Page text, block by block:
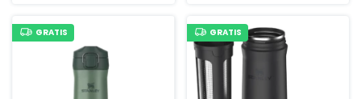
GRATIS GRATIS